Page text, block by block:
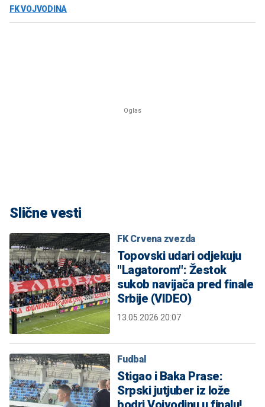
FK VOJVODINA
Slične vesti
FK Crvena zvezda
Topovski udari odjekuju
"Lagatorom": Žestok
sukob navijača pred finale
Srbije (VIDEO)
13.05.2026 20:07
Fudbal
Stigao i Baka Prase:
Srpski jutjuber iz lože